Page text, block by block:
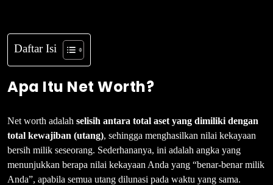
Daftar Isi
Apa Itu Net Worth?
Net worth adalah selisih antara total aset yang dimiliki dengan
total kewajiban (utang), sehingga menghasilkan nilai kekayaan
bersih milik seseorang. Sederhananya, ini adalah angka yang
menunjukkan berapa nilai kekayaan Anda yang “benar-benar milik
Anda”, apabila semua utang dilunasi pada waktu yang sama.